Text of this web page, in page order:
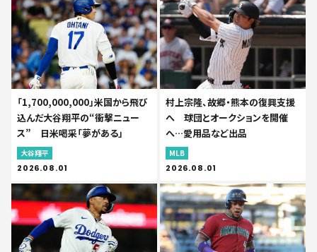
「1,700,000,000」米国から飛び
込んだ大谷翔平の“衝撃ニュー
ス” 日米喝采「夢がある」
大谷翔平
2026.08.01
村上宗隆、故郷・熊本の復興支援
へ 球団とオークションを開催
へ…愛用品など出品
MLB
2026.08.01